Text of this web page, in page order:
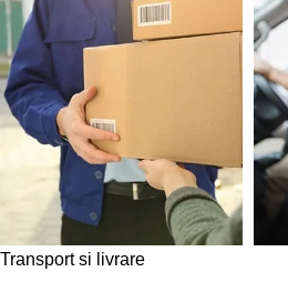
Transport si livrare